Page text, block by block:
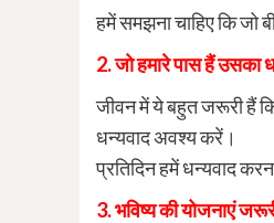
हमें समझना चाहिए कि जो
2. जो हमारे पास हैं उसका
जीवन में ये बहुत जरूरी हैं
धन्यवाद अवश्य करें।
प्रतिदिन हमें धन्यवाद
3. भविष्य की योजनाएं